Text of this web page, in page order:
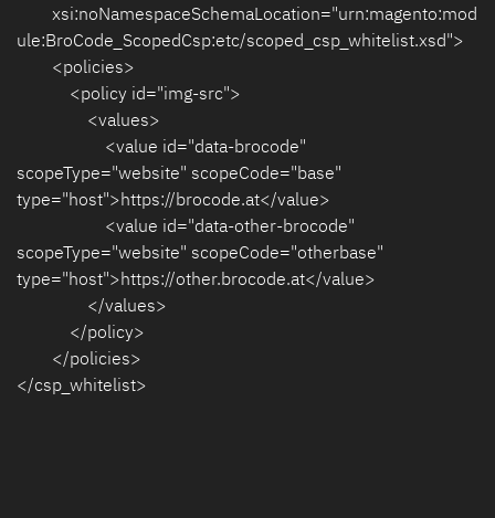
xsi:noNamespaceSchemaLocation="urn:magento:mod
ule:BroCode_ScopedCsp:etc/scoped_csp_whitelist.xsd">
<policies>
<policy id="img-src">
<values>
<value id="data-brocode"
scopeType="website" scopeCode="base"
type="host">https://brocode.at</value>
<value id="data-other-brocode"
scopeType="website" scopeCode="otherbase"
type="host">https://other.brocode.at</value>
</values>
</policy>
</policies>
</csp_whitelist>